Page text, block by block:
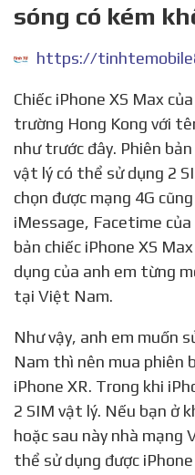
sóng có kém
Chiếc iPhone XS Max của mình phiên bản cho thị
trường Hong Kong với
như trước đây. Phiên
vật lý có thể sử dụng 2
chọn được mạng 4G
iMessage, Facetime
bản chiếc iPhone XS
dụng của anh em từng
tại Việt Nam.
Như vậy, anh em muốn sử dụng iPhone 2 SIM ở Việt
Nam thì nên mua phiên
iPhone XR. Trong khi
2 SIM vật lý. Nếu bạn ở
hoặc sau này nhà
thể sử dụng được iPhone